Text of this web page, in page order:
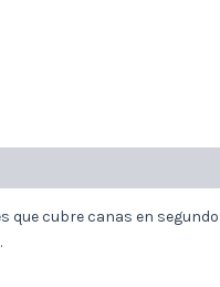
cubre canas en